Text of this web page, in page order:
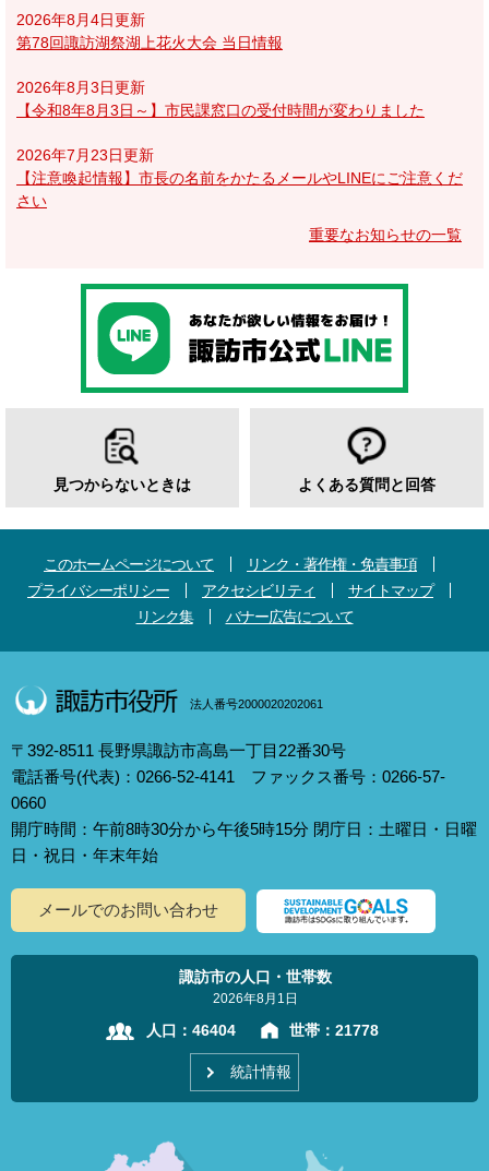
2026年8月4日更新
第78回諏訪湖祭湖上花火大会 当日情報
2026年8月3日更新
【令和8年8月3日～】市民課窓口の受付時間が変わりました
2026年7月23日更新
【注意喚起情報】市長の名前をかたるメールやLINEにご注意くだ
さい
重要なお知らせの一覧
見つからないときは よくある質問と回答
このホームページについて
リンク・著作権・免責事項
プライバシーポリシー
アクセシビリティ
サイトマップ
リンク集
バナー広告について
法人番号2000020202061
〒392-8511 長野県諏訪市高島一丁目22番30号
電話番号(代表)：0266-52-4141 ファックス番号：0266-57-
0660
開庁時間：午前8時30分から午後5時15分 閉庁日：土曜日・日曜
日・祝日・年末年始
メールでのお問い合わせ
諏訪市の人口・世帯数
2026年8月1日
人口： 46404 世帯： 21778
統計情報